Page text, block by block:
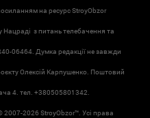
на ресурс StroyObzor
з питань телебачення та
06464. Думка редакції не завжди
Олексій Карпушенко. Поштовий
4. тел. +380505801342.
2007-2026 StroyObzor™. Усі права